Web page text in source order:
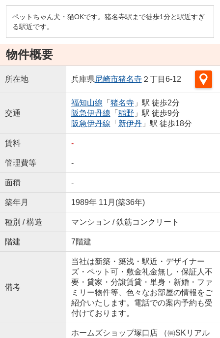
ペットちゃん犬・猫OKです。猪名寺駅まで徒歩1分と駅近すぎ
る駅近です。
物件概要
所在地 兵庫県尼崎市猪名寺２丁目6-12
交通
福知山線 「 猪名寺」駅 徒歩2分
阪急伊丹線 「 稲野 」駅 徒歩9分
阪急伊丹線 「 新伊丹」駅 徒歩18分
賃料 -
管理費等 -
面積 -
築年月 1989年 11月(築36年)
種別 / 構造 マンション / 鉄筋コンクリート
階建 7階建
備考
当社は新築・築浅・駅近・デザイナー
ズ・ペット可・敷金礼金無し・保証人不
要・貸家・分譲賃貸・単身・新婚・ファ
ミリー物件等、色々なお部屋の情報をご
紹介いたします。電話での案内予約も受
付けております。
ホームズショップ塚口店 （㈱SKリアル